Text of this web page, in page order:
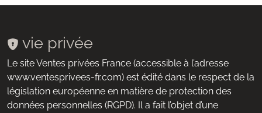
vie privée
Le site Ventes privées France (accessible à l’adresse
www.ventesprivees-fr.com) est édité dans le respect de la
législation européenne en matière de protection des
données personnelles (RGPD). Il a fait l’objet d’une